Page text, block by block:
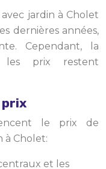
jardin à Cholet
dernières années,
Cependant, la
les prix restent
le prix de
à Cholet:
et les